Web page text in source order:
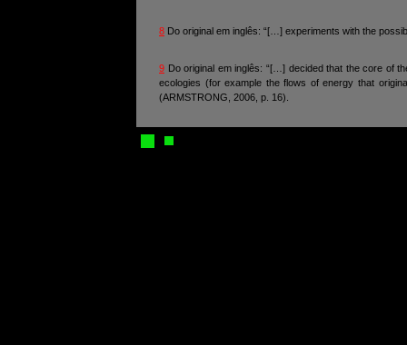
8 Do original em inglês: “[…] experiments with the
9 Do original em inglês: “[…] decided that the core of
ecologies (for example the flows of energy that
(ARMSTRONG, 2006, p. 16).